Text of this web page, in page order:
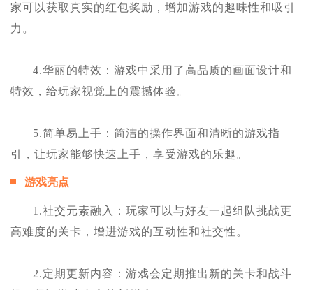
家可以获取真实的红包奖励，增加游戏的趣味性和吸引
力。
4.华丽的特效：游戏中采用了高品质的画面设计和
特效，给玩家视觉上的震撼体验。
5.简单易上手：简洁的操作界面和清晰的游戏指
引，让玩家能够快速上手，享受游戏的乐趣。
游戏亮点
1.社交元素融入：玩家可以与好友一起组队挑战更
高难度的关卡，增进游戏的互动性和社交性。
2.定期更新内容：游戏会定期推出新的关卡和战斗